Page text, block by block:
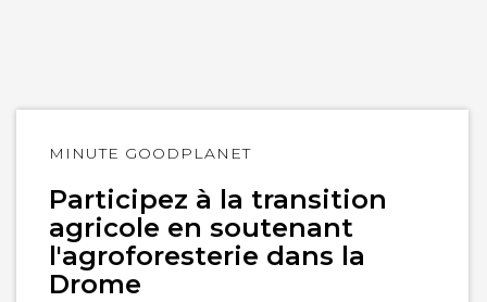
MINUTE GOODPLANET
Participez à la transition
agricole en soutenant
l'agroforesterie dans la
Drome
Lire